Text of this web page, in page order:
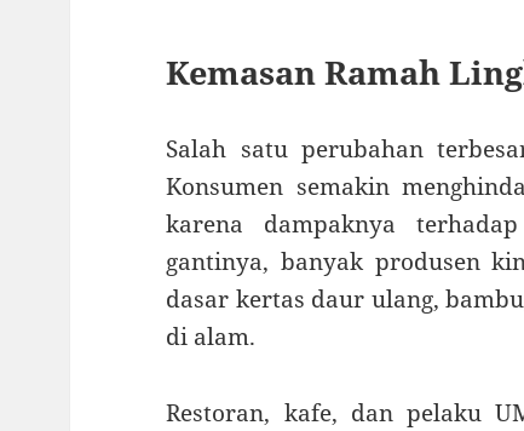
Kemasan Ramah
Salah satu perubahan
Konsumen semakin
karena dampaknya
gantinya, banyak produsen
dasar kertas daur ulang,
di alam.
Restoran, kafe, dan pelaku